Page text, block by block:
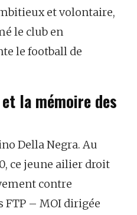
et volontaire,
le club en
le football de
la mémoire des
Della Negra. Au
ce jeune ailier droit
contre
FTP – MOI dirigée